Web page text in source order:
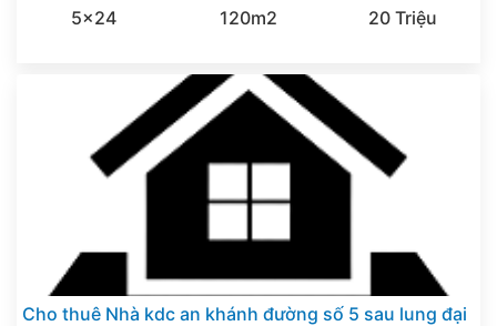
5x24 120m2 20 Triệu
Cho thuê Nhà kdc an khánh đường số 5 sau lung đại